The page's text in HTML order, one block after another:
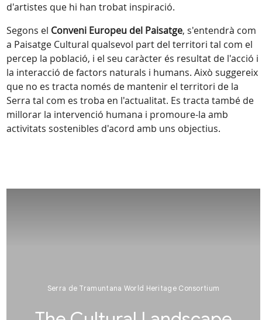
d'artistes que hi han trobat inspiració.
Segons el Conveni Europeu del Paisatge, s'entendrà com
a Paisatge Cultural qualsevol part del territori tal com el
percep la població, i el seu caràcter és resultat de l'acció i
la interacció de factors naturals i humans. Això suggereix
que no es tracta només de mantenir el territori de la
Serra tal com es troba en l'actualitat. Es tracta també de
millorar la intervenció humana i promoure-la amb
activitats sostenibles d'acord amb uns objectius.